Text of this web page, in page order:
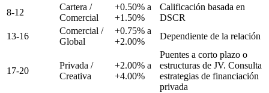
8-12
Cartera /
Comercial
+0.50% a
+1.50%
Calificación basada en
DSCR
13-16
Comercial /
Global
+0.75% a
+2.00%
Dependiente de la relación
17-20
Privada /
Creativa
+2.00% a
+4.00%
Puentes a corto plazo o
estructuras de JV. Consulta
estrategias de financiación
privada